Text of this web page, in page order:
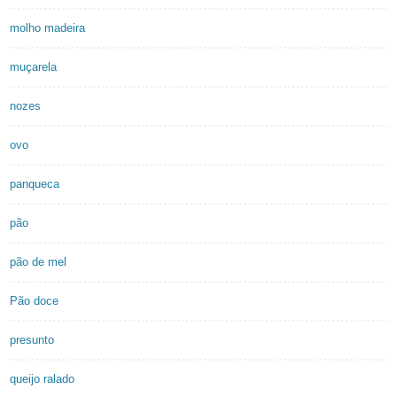
molho madeira
muçarela
nozes
ovo
panqueca
pão
pão de mel
Pão doce
presunto
queijo ralado